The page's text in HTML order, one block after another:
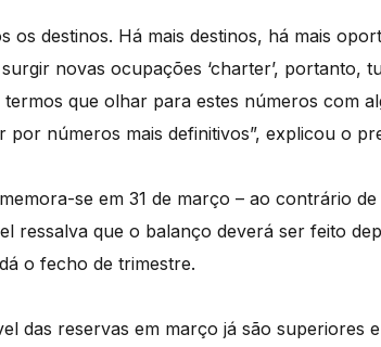
os destinos. Há mais destinos, há mais
novas ocupações ‘charter’, portanto,
que olhar para estes números com
por números mais definitivos”, explicou o
se em 31 de março – ao contrário
ressalva que o balanço deverá ser feito
o fecho de trimestre.
das reservas em março já são superiores